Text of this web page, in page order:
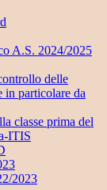
A.S. 2024/2025
delle
in particolare da
classe prima del
ITIS
2023